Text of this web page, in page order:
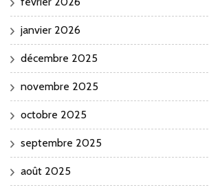
janvier 2026
décembre 2025
novembre 2025
octobre 2025
septembre 2025
août 2025